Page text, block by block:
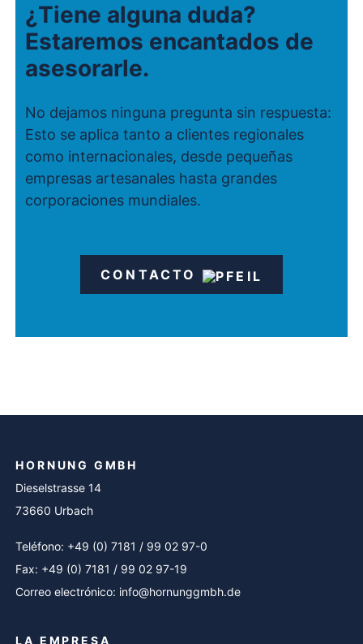
¿Tiene alguna duda?
Estaremos encantados de
asesorarle.
No dejamos ninguna pregunta sin respuesta:
Esto se aplica tanto a clientes regionales
como internacionales, desde pequeñas
empresas artesanales hasta grandes
corporaciones mundiales.
CONTACTO
HORNUNG GMBH
Dieselstrasse 14
73660 Urbach
Teléfono: +49 (0) 7181 / 99 02 97-0
Fax: +49 (0) 7181 / 99 02 97-19
Correo electrónico: info@hornunggmbh.de
LA EMPRESA